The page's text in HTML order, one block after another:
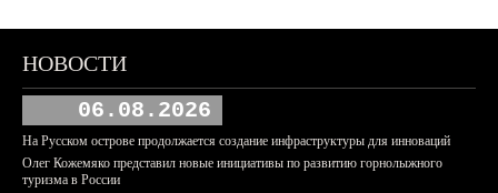
НОВОСТИ
06.08.2026
На Русском острове продолжается создание инфраструктуры для инноваций
Олег Кожемяко представил новые инициативы по развитию горнолыжного
туризма в России